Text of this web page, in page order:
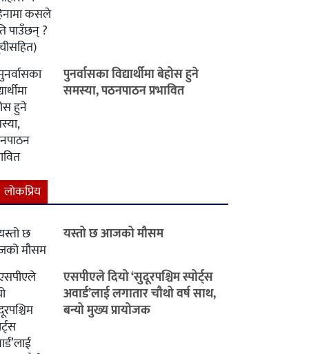
पुनर्वासका विद्यार्थीमा बेहोस हुने
समस्या, पठनपाठन प्रभावित
लाेकप्रिय
यस्तो छ आजको मौसम
एसपीएले दियो ‘सुदूरपश्चिम स्पोर्ट्स
अवार्ड’लाई लगातार चौथो वर्ष साथ,
बन्यो मुख्य प्रायोजक